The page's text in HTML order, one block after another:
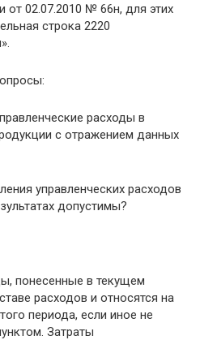
02.07.2010 № 66н, для этих
строка 2220
расходы в
с отражением данных
управленческих расходов
допустимы?
понесенные в текущем
расходов и относятся на
периода, если иное не
Затраты